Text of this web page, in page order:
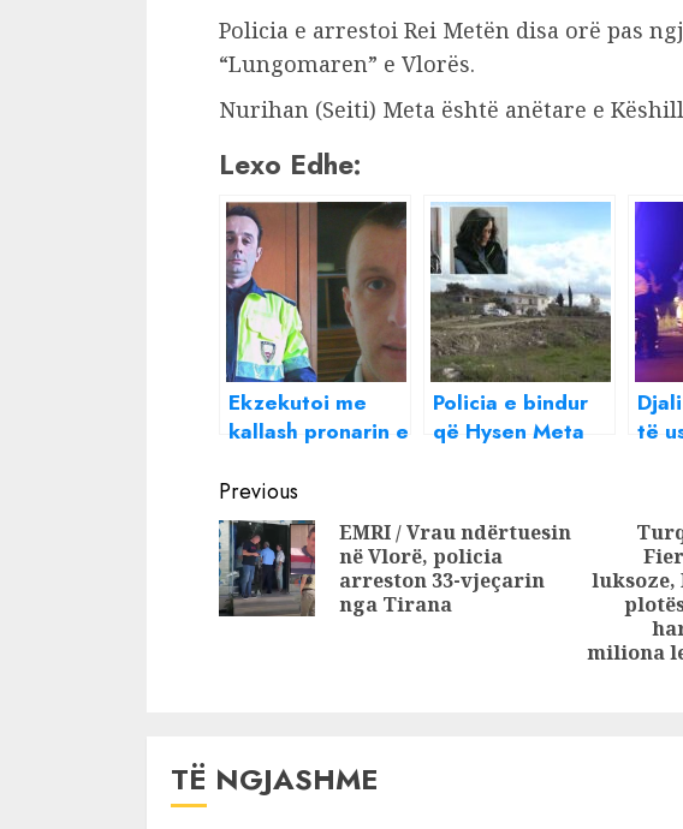
Policia e arrestoi Rei Metën disa orë pas
“Lungomaren” e Vlorës.
Nurihan (Seiti) Meta është anëtare e
Lexo Edhe:
Ekzekutoi me
kallash pronarin e
është autori i
vrasjes së Petrit
Vuksanit në
Shkodër
Policia e bindur
që Hysen Meta
merr përsipër
krimin
të
Continue
Reading
Previous
Previous
post:
EMRI / Vrau ndërtuesin
në Vlorë, policia
arreston 33-vjeçarin
nga Tirana
Next
miliona
TË NGJASHME